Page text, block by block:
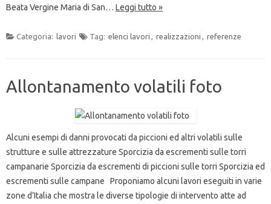
Beata Vergine Maria di San… Leggi tutto »
Categoria: lavori Tag: elenci lavori , realizzazioni , referenze
Allontanamento volatili foto
Alcuni esempi di danni provocati da piccioni ed altri volatili sulle
strutture e sulle attrezzature Sporcizia da escrementi sulle torri
campanarie Sporcizia da escrementi di piccioni sulle torri Sporcizia ed
escrementi sulle campane Proponiamo alcuni lavori eseguiti in varie
zone d’Italia che mostra le diverse tipologie di intervento atte ad